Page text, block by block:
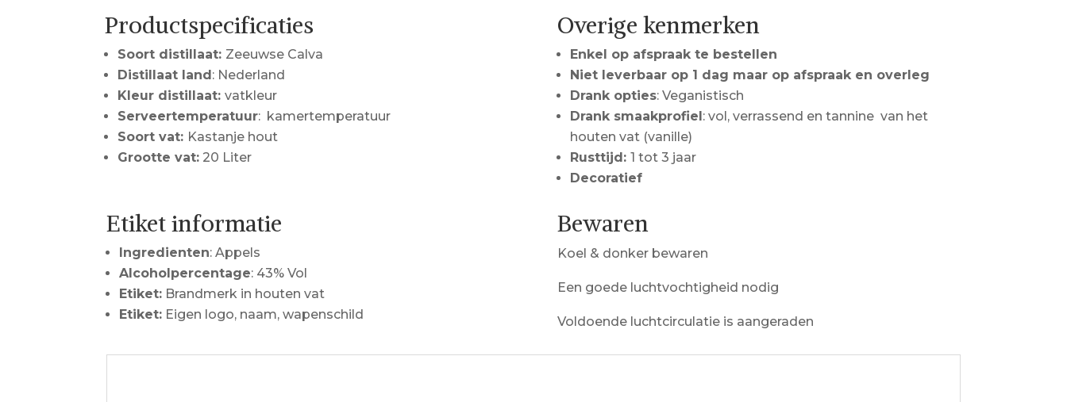
Productspecificaties
Soort distillaat: Zeeuwse Calva
Distillaat land: Nederland
Kleur distillaat:vatkleur
Serveertemperatuur: kamertemperatuur
Soort vat: Kastanje hout
Grootte vat: 20 Liter
Overige kenmerken
Enkel op afspraak te bestellen
Niet leverbaar op 1 dag maar op afspraak en overleg
Drank opties: Veganistisch
Drank smaakprofiel: vol, verrassend en tannine van het
houten vat (vanille)
Rusttijd: 1 tot 3 jaar
Decoratief
Etiket informatie
Ingredienten: Appels
Alcoholpercentage: 43% Vol
Etiket: Brandmerk in houten vat
Etiket: Eigen logo, naam, wapenschild
Bewaren
Koel & donker bewaren
Een goede luchtvochtigheid nodig
Voldoende luchtcirculatie is aangeraden